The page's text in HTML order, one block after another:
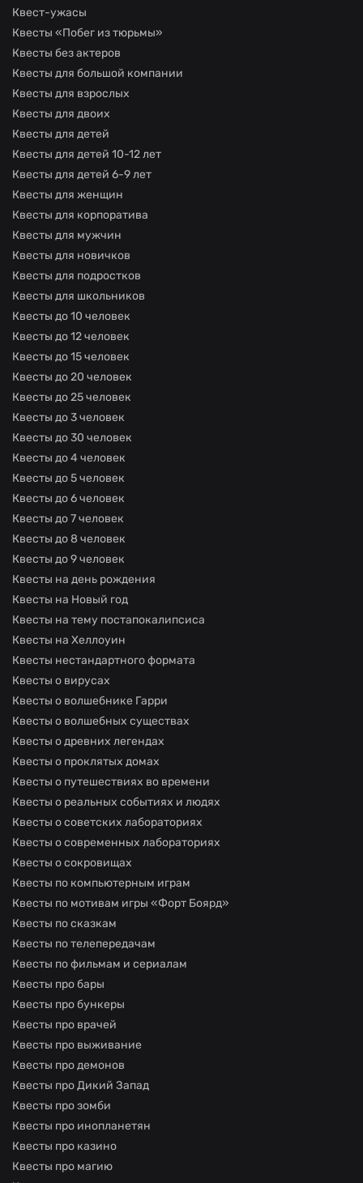
Квест-ужасы
Квесты «Побег из тюрьмы»
Квесты без актеров
Квесты для большой компании
Квесты для взрослых
Квесты для двоих
Квесты для детей
Квесты для детей 10-12 лет
Квесты для детей 6-9 лет
Квесты для женщин
Квесты для корпоратива
Квесты для мужчин
Квесты для новичков
Квесты для подростков
Квесты для школьников
Квесты до 10 человек
Квесты до 12 человек
Квесты до 15 человек
Квесты до 20 человек
Квесты до 25 человек
Квесты до 3 человек
Квесты до 30 человек
Квесты до 4 человек
Квесты до 5 человек
Квесты до 6 человек
Квесты до 7 человек
Квесты до 8 человек
Квесты до 9 человек
Квесты на день рождения
Квесты на Новый год
Квесты на тему постапокалипсиса
Квесты на Хеллоуин
Квесты нестандартного формата
Квесты о вирусах
Квесты о волшебнике Гарри
Квесты о волшебных существах
Квесты о древних легендах
Квесты о проклятых домах
Квесты о путешествиях во времени
Квесты о реальных событиях и людях
Квесты о советских лабораториях
Квесты о современных лабораториях
Квесты о сокровищах
Квесты по компьютерным играм
Квесты по мотивам игры «Форт Боярд»
Квесты по сказкам
Квесты по телепередачам
Квесты по фильмам и сериалам
Квесты про бары
Квесты про бункеры
Квесты про врачей
Квесты про выживание
Квесты про демонов
Квесты про Дикий Запад
Квесты про зомби
Квесты про инопланетян
Квесты про казино
Квесты про магию